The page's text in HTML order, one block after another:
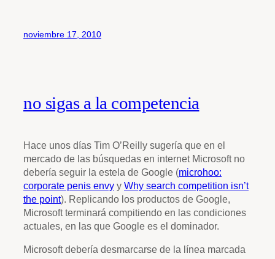
noviembre 17, 2010
no sigas a la competencia
Hace unos días Tim O’Reilly sugería que en el
mercado de las búsquedas en internet Microsoft no
debería seguir la estela de Google (microhoo:
corporate penis envy y Why search competition isn’t
the point). Replicando los productos de Google,
Microsoft terminará compitiendo en las condiciones
actuales, en las que Google es el dominador.
Microsoft debería desmarcarse de la línea marcada